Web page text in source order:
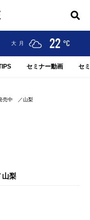
大月 22 °C
セミナー動画 セ
売中 ／山梨
山梨